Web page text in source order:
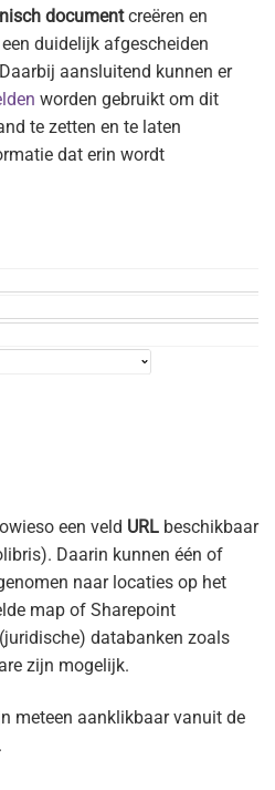
documentcreëren en
duidelijk afgescheiden
aansluitend kunnen er
worden gebruikt om dit
te zetten en te laten
dat erin wordt
een veld URL beschikbaar
Daarin kunnen één of
naar locaties op het
map of Sharepoint
databanken zoals
zijn mogelijk.
meteen aanklikbaar vanuit de